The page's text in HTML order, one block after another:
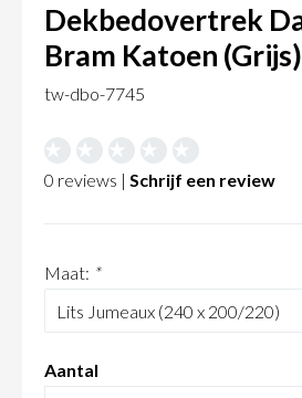
Dekbedovertrek
Bram Katoen (Grijs)
tw-dbo-7745
0 reviews | Schrijf een review
Maat: *
Aantal